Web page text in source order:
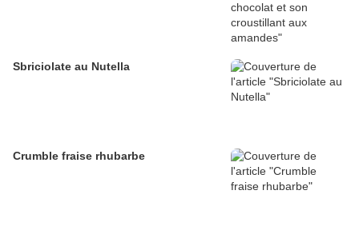
Sbriciolate au Nutella
Crumble fraise rhubarbe